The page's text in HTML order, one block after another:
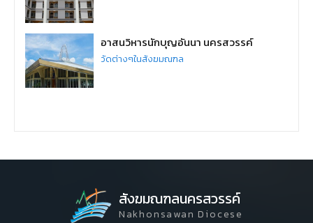
อาสนวิหารนักบุญอันนา นครสวรรค์
วัดต่างๆในสังฆมณฑล
สังฆมณฑลนครสวรรค์
Nakhonsawan Diocese